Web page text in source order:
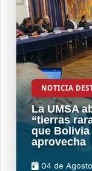
NOTICIA
La UMSA
“tierras
que
aprovecha
04 de Agosto